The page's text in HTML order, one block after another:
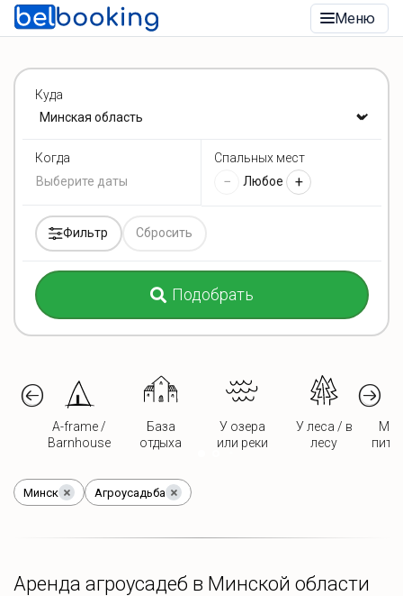
Меню
Куда
Когда Спальных мест
− Любое +
Фильтр Сбросить
Подобрать
A-frame /
Barnhouse
База
отдыха
У озера
или реки
У леса / в
лесу
Минск Агроусадьба
Аренда агроусадеб в Минской области